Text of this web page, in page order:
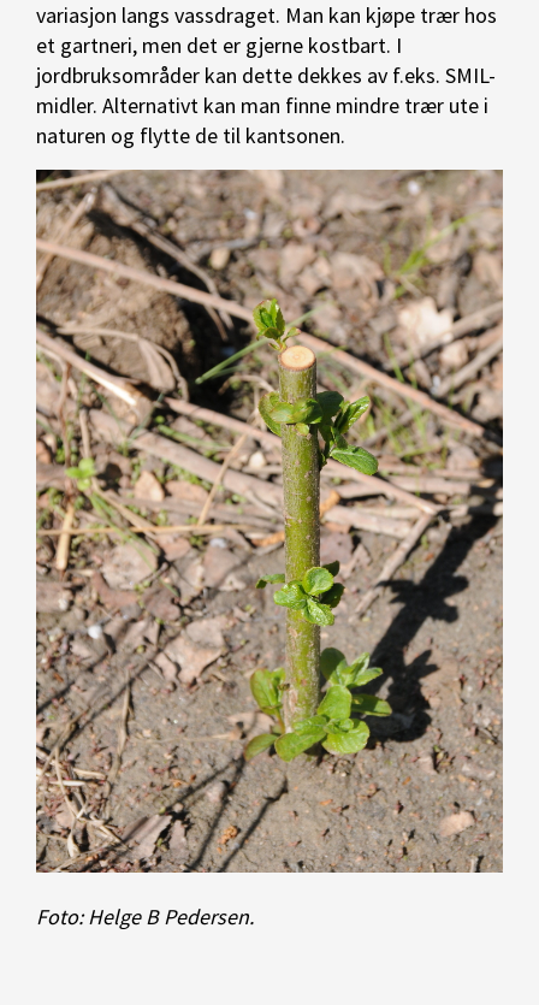
variasjon langs vassdraget. Man kan kjøpe trær hos
et gartneri, men det er gjerne kostbart. I
jordbruksområder kan dette dekkes av f.eks. SMIL-
midler. Alternativt kan man finne mindre trær ute i
naturen og flytte de til kantsonen.
Foto: Helge B Pedersen.